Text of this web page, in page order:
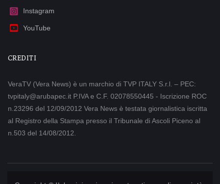
Instagram
YouTube
CREDITI
VeraTV (Vera News) è un marchio di TVP ITALY S.r.l. – PEC:
tvpitaly@arubapec.it P.IVA e C.F. 02078550445 - Iscrizione ROC
n.23296 del 12/09/2012 Vera News è testata giornalistica iscritta
al Registro della Stampa presso il Tribunale di Ascoli Piceno al
n.503 del 14/08/2012.